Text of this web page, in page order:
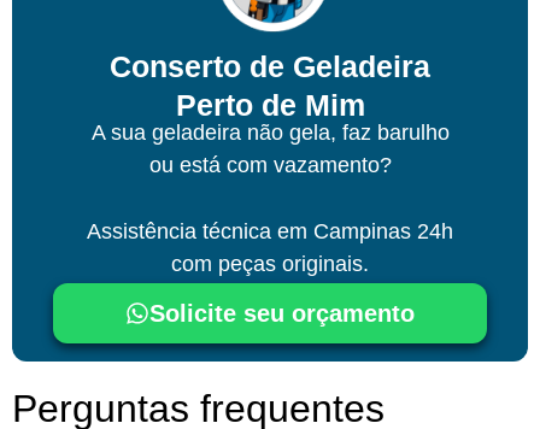
Conserto de Geladeira
Perto de Mim
A sua geladeira não gela, faz barulho
ou está com vazamento?
Assistência técnica em Campinas 24h
com peças originais.
Solicite seu orçamento
Perguntas frequentes